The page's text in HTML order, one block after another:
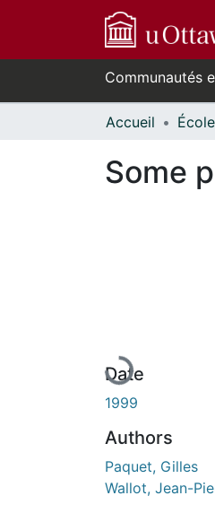
Communautés
Accueil
Some
Date
1999
Authors
Paquet, Gilles
Wallot, Jean-